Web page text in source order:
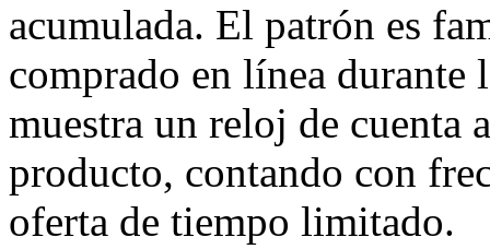
acumulada. El patrón es
comprado en línea durante
muestra un reloj de cuenta
producto, contando con
oferta de tiempo limitado.